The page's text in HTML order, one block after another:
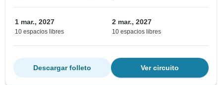
1 mar., 2027
10 espacios libres
2 mar., 2027
10 espacios libres
Ver circuito
Descargar folleto